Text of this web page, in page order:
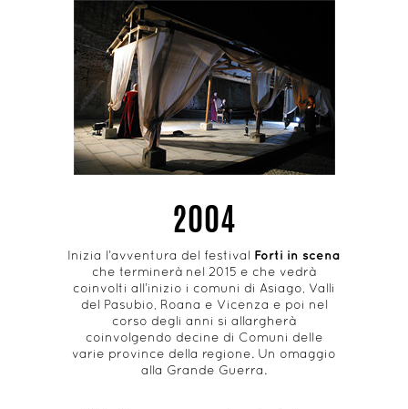
2004
Inizia l’avventura del festival Forti in scena
che terminerà nel 2015 e che vedrà
coinvolti all’inizio i comuni di Asiago, Valli
del Pasubio, Roana e Vicenza e poi nel
corso degli anni si allargherà
coinvolgendo decine di Comuni delle
varie province della regione. Un omaggio
alla Grande Guerra.